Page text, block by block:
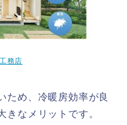
務店
ため、冷暖房効率が良
きなメリットです。